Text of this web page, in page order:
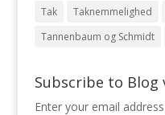
Tak
Taknemmelighed
Tannenbaum og Schmidt
Subscribe to Blog
Enter your email